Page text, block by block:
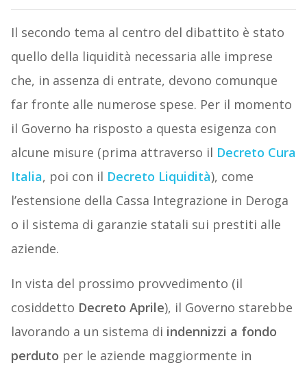
Il secondo tema al centro del dibattito è stato
quello della liquidità necessaria alle imprese
che, in assenza di entrate, devono comunque
far fronte alle numerose spese. Per il momento
il Governo ha risposto a questa esigenza con
alcune misure (prima attraverso il Decreto Cura
Italia, poi con il Decreto Liquidità), come
l’estensione della Cassa Integrazione in Deroga
o il sistema di garanzie statali sui prestiti alle
aziende.
In vista del prossimo provvedimento (il
cosiddetto Decreto Aprile), il Governo starebbe
lavorando a un sistema di indennizzi a fondo
perduto per le aziende maggiormente in